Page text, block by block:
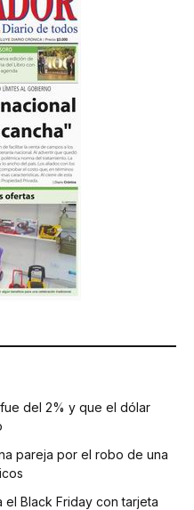
del 2% y que el dólar
pareja por el robo de una
Black Friday con tarjeta